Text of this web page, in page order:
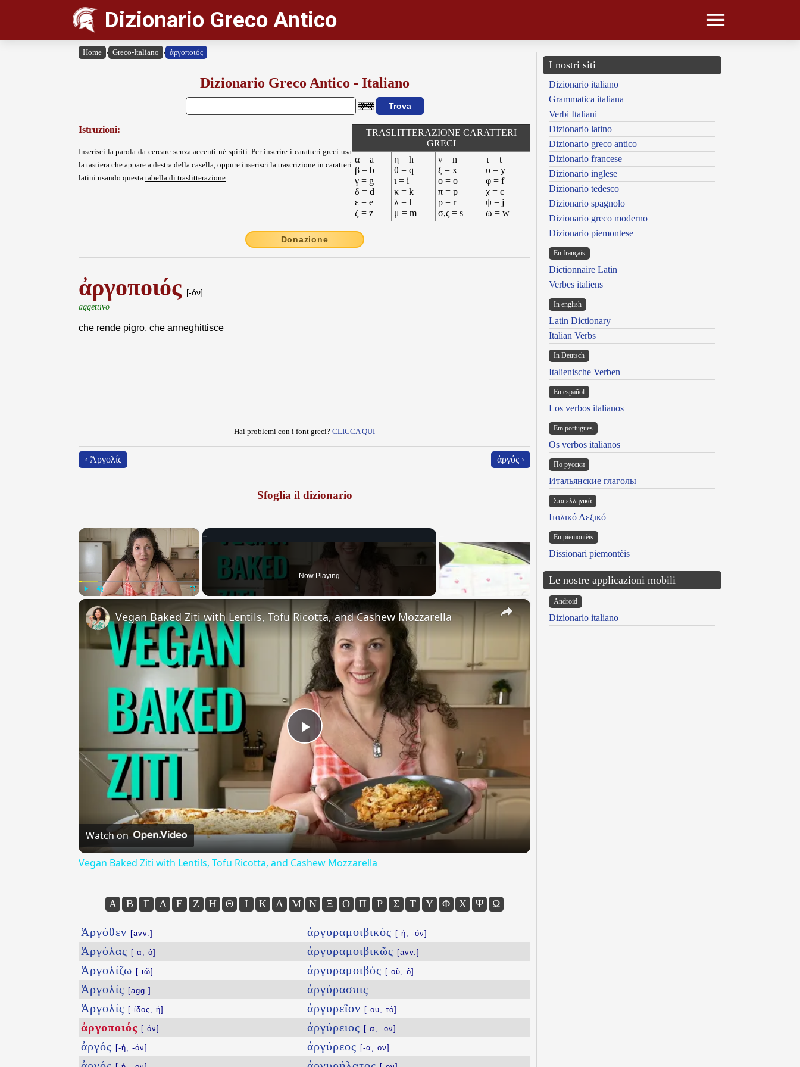
Dizionario Greco Antico
Home › Greco-Italiano › ἀργοποιός
Dizionario Greco Antico - Italiano
Istruzioni:
Inserisci la parola da cercare senza accenti né spiriti. Per inserire i caratteri greci usa
la tastiera che appare a destra della casella, oppure inserisci la trascrizione in caratteri
latini usando questa tabella di traslitterazione.
TRASLITTERAZIONE CARATTERI
GRECI
α = a
β = b
γ = g
δ = d
ε = e
ζ = z
η = h
θ = q
ι = i
κ = k
λ = l
μ = m
ν = n
ξ = x
ο = o
π = p
ρ = r
σ,ς = s
τ = t
υ = y
φ = f
χ = c
ψ = j
ω = w
Donazione
ἀργοποιός [-όν]
aggettivo
che rende pigro, che anneghittisce
Hai problemi con i font greci? CLICCA QUI
‹ Ἀργολίς ἀργός ›
Sfoglia il dizionario
×
Now Playing
×
Play
Video
Vegan Baked Ziti with Lentils, Tofu Ricotta, and Cashew Mozzarella
Watch on
Vegan Baked Ziti with Lentils, Tofu Ricotta, and Cashew Mozzarella
Α Β Γ Δ Ε Ζ Η Θ Ι Κ Λ Μ Ν Ξ Ο Π Ρ Σ Τ Υ Φ Χ Ψ Ω
Ἀργόθεν [avv.]
Ἀργόλας [-α, ὁ]
Ἀργολίζω [-ιῶ]
Ἀργολίς [agg.]
Ἀργολίς [-ίδος, ἡ]
ἀργοποιός [-όν]
ἀργός [-ή, -όν]
ἀργυραμοιβικός [-ή, -όν]
ἀργυραμοιβικῶς [avv.]
ἀργυραμοιβός [-οῦ, ὁ]
ἀργύρασπις
ἀργυρεῖον [-ου, τό]
ἀργύρειος [-α, -ον]
ἀργύρεος [-α, ον]
I nostri siti
Dizionario italiano
Grammatica italiana
Verbi Italiani
Dizionario latino
Dizionario greco antico
Dizionario francese
Dizionario inglese
Dizionario tedesco
Dizionario spagnolo
Dizionario greco moderno
Dizionario piemontese
En français
Dictionnaire Latin
Verbes italiens
In english
Latin Dictionary
Italian Verbs
In Deutsch
Italienische Verben
En español
Los verbos italianos
Em portugues
Os verbos italianos
По русски
Итальянские глаголы
Στα ελληνικά
Ιταλικό Λεξικό
Ën piemontèis
Dissionari piemontèis
Le nostre applicazioni mobili
Android
Dizionario italiano